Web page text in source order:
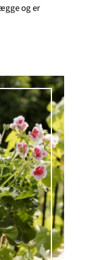
og er